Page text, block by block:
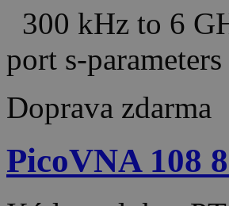
300 kHz to 6
port s-
Doprava zdarma
PicoVNA 108